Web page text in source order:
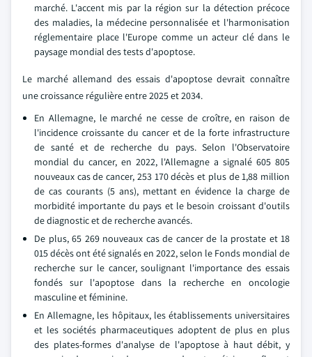
marché. L'accent mis par la région sur la détection précoce
des maladies, la médecine personnalisée et l'harmonisation
réglementaire place l'Europe comme un acteur clé dans le
paysage mondial des tests d'apoptose.
Le marché allemand des essais d'apoptose devrait connaître
une croissance régulière entre 2025 et 2034.
En Allemagne, le marché ne cesse de croître, en raison de
l'incidence croissante du cancer et de la forte infrastructure
de santé et de recherche du pays. Selon l'Observatoire
mondial du cancer, en 2022, l'Allemagne a signalé 605 805
nouveaux cas de cancer, 253 170 décès et plus de 1,88 million
de cas courants (5 ans), mettant en évidence la charge de
morbidité importante du pays et le besoin croissant d'outils
de diagnostic et de recherche avancés.
De plus, 65 269 nouveaux cas de cancer de la prostate et 18
015 décès ont été signalés en 2022, selon le Fonds mondial de
recherche sur le cancer, soulignant l'importance des essais
fondés sur l'apoptose dans la recherche en oncologie
masculine et féminine.
En Allemagne, les hôpitaux, les établissements universitaires
et les sociétés pharmaceutiques adoptent de plus en plus
des plates-formes d'analyse de l'apoptose à haut débit, y